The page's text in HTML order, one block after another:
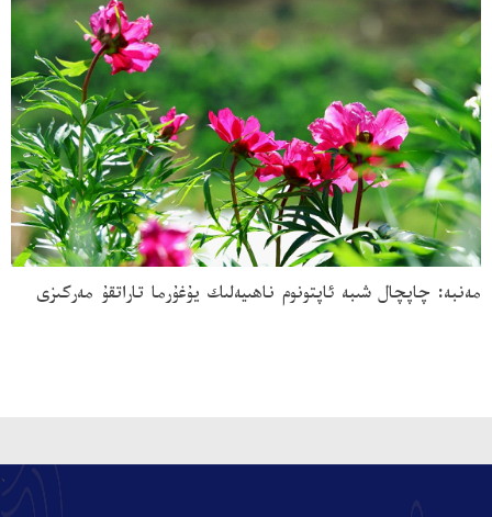
مەنبە: چاپچال شىبە ئاپتونوم ناھىيەلىك يۇغۇرما تاراتقۇ مەركىزى
、